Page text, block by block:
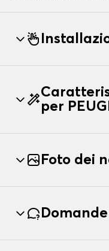
per
Foto dei
Domande